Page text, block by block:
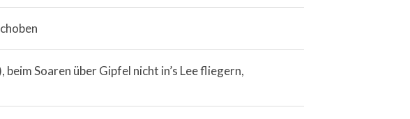
Soaren über Gipfel nicht in’s Lee fliegern,